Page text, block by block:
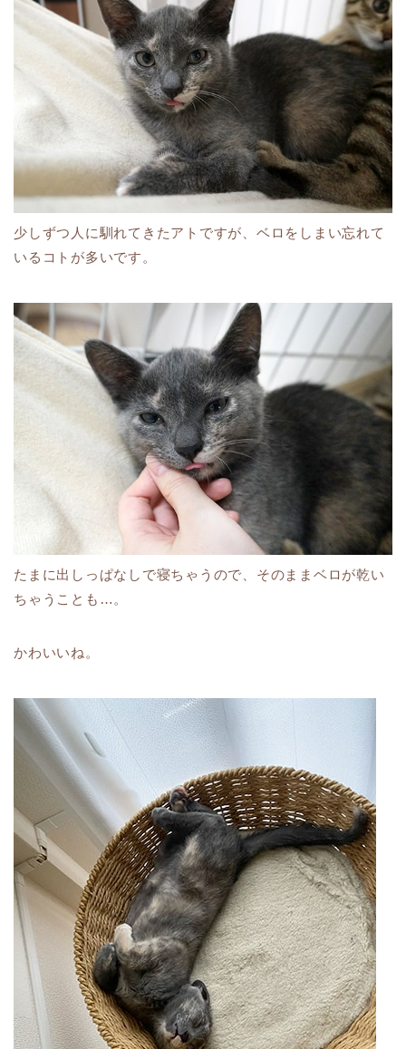
少しずつ人に馴れてきたアトですが、ベロをしまい忘れて
いるコトが多いです。
たまに出しっぱなしで寝ちゃうので、そのままベロが乾い
ちゃうことも…。
かわいいね。